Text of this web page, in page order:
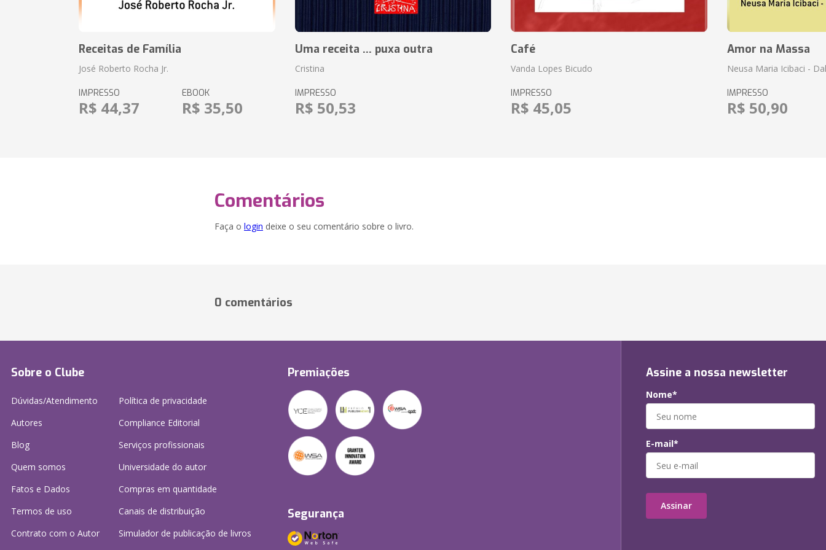
Receitas de Família
José Roberto Rocha Jr.
IMPRESSO
R$ 44,37
EBOOK
R$ 35,50
Uma receita ... puxa outra
Cristina
IMPRESSO
R$ 50,53
Café
Vanda Lopes Bicudo
IMPRESSO
R$ 45,05
Amor na Massa
Neusa Maria Icibaci -
IMPRESSO
R$ 50,90
Comentários
Faça o login deixe o seu comentário sobre o livro.
0 comentários
Sobre o Clube
Dúvidas/Atendimento
Autores
Blog
Quem somos
Fatos e Dados
Termos de uso
Contrato com o Autor
Política de privacidade
Compliance Editorial
Serviços profissionais
Universidade do autor
Compras em quantidade
Canais de distribuição
Simulador de publicação de livros
Premiações
Segurança
Assine a nossa newsletter
Nome*
E-mail*
Assinar